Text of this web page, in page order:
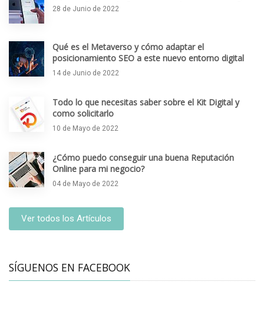
28 de Junio de 2022
Qué es el Metaverso y cómo adaptar el
posicionamiento SEO a este nuevo entorno digital
14 de Junio de 2022
Todo lo que necesitas saber sobre el Kit Digital y
como solicitarlo
10 de Mayo de 2022
¿Cómo puedo conseguir una buena Reputación
Online para mi negocio?
04 de Mayo de 2022
Ver todos los Artículos
SÍGUENOS EN FACEBOOK